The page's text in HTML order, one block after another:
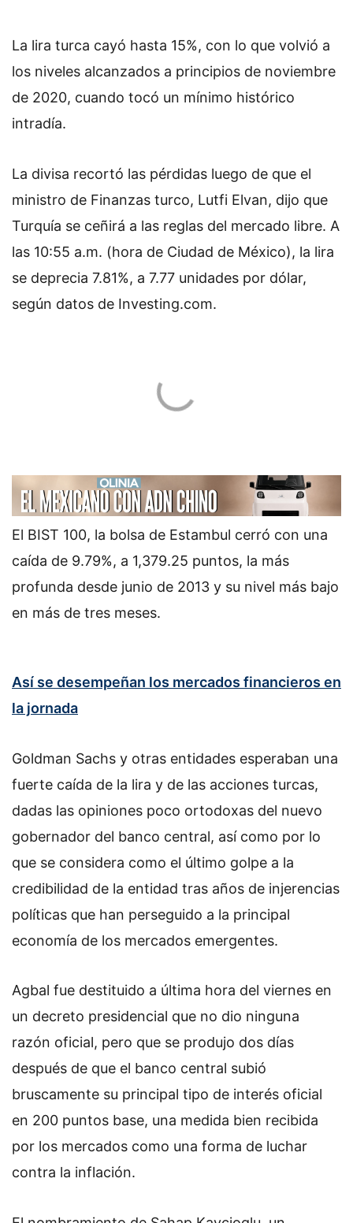
La lira turca cayó hasta 15%, con lo que volvió a
los niveles alcanzados a principios de noviembre
de 2020, cuando tocó un mínimo histórico
intradía.
La divisa recortó las pérdidas luego de que el
ministro de Finanzas turco, Lutfi Elvan, dijo que
Turquía se ceñirá a las reglas del mercado libre. A
las 10:55 a.m. (hora de Ciudad de México), la lira
se deprecia 7.81%, a 7.77 unidades por dólar,
según datos de Investing.com.
El BIST 100, la bolsa de Estambul cerró con una
caída de 9.79%, a 1,379.25 puntos, la más
profunda desde junio de 2013 y su nivel más bajo
en más de tres meses.
Así se desempeñan los mercados financieros en
la jornada
Goldman Sachs y otras entidades esperaban una
fuerte caída de la lira y de las acciones turcas,
dadas las opiniones poco ortodoxas del nuevo
gobernador del banco central, así como por lo
que se considera como el último golpe a la
credibilidad de la entidad tras años de injerencias
políticas que han perseguido a la principal
economía de los mercados emergentes.
Agbal fue destituido a última hora del viernes en
un decreto presidencial que no dio ninguna
razón oficial, pero que se produjo dos días
después de que el banco central subió
bruscamente su principal tipo de interés oficial
en 200 puntos base, una medida bien recibida
por los mercados como una forma de luchar
contra la inflación.